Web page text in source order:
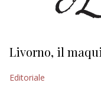
Livorno, il
Editoriale